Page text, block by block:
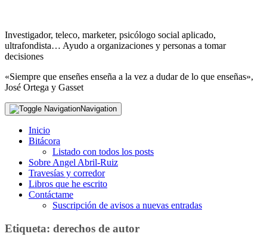
Investigador, teleco, marketer, psicólogo social aplicado,
ultrafondista… Ayudo a organizaciones y personas a tomar
decisiones
«Siempre que enseñes enseña a la vez a dudar de lo que enseñas»,
José Ortega y Gasset
Navigation
Inicio
Bitácora
Listado con todos los posts
Sobre Angel Abril-Ruiz
Travesías y corredor
Libros que he escrito
Contáctame
Suscripción de avisos a nuevas entradas
Etiqueta: derechos de autor